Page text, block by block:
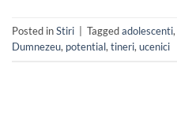
Posted inStiri Taggedadolescenti,
Dumnezeu, potential, tineri, ucenici